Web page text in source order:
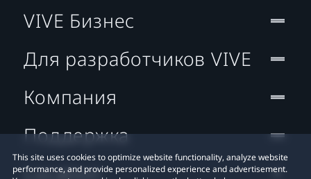
This site uses cookies to optimize website functionality, analyze website
performance, and provide personalized experience and advertisement.
VIVE Бизнес
Для разработчиков VIVE
Компания
Поддержка
Location